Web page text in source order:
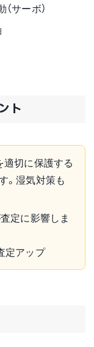
サーボ）
ト
適切に保護する
。湿気対策も
定に影響しま
定アップ